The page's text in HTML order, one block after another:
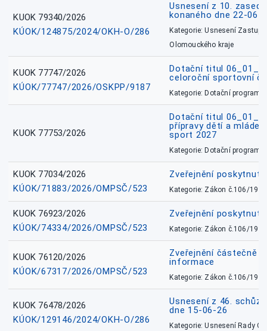
KUOK 79340/2026
KÚOK/124875/2024/OKH-O/286
Usnesení z 10.
konaného dne 22-06-
Kategorie: Usnesení
Olomouckého kraje
KUOK 77747/2026
KÚOK/77747/2026/OSKPP/9187
Dotační titul
celoroční sportovní
Kategorie: Dotační
KUOK 77753/2026
Dotační titul
přípravy dětí a
sport 2027
Kategorie: Dotační
KUOK 77034/2026
KÚOK/71883/2026/OMPSČ/523
Zveřejnění
Kategorie: Zákon č.106/1999
KUOK 76923/2026
KÚOK/74334/2026/OMPSČ/523
Zveřejnění
Kategorie: Zákon č.106/1999
KUOK 76120/2026
KÚOK/67317/2026/OMPSČ/523
Zveřejnění částečně
informace
Kategorie: Zákon č.106/1999
KUOK 76478/2026
KÚOK/129146/2024/OKH-O/286
Usnesení z 46.
dne 15-06-26
Kategorie: Usnesení Rady